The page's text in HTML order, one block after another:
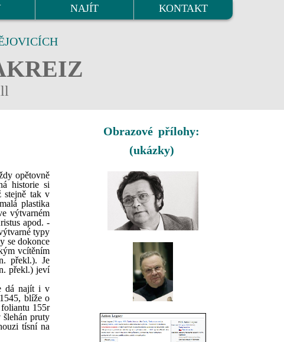
NAJÍT KONTAKT
opětovně
historie si
stejně tak v
plastika
výtvarném
apod. -
typy
se dokonce
vcítěním
překl.). Je
překl.) jeví
dá najít i v
blíže o
155r
pruty
tísní na
Obrazové přílohy:
(ukázky)